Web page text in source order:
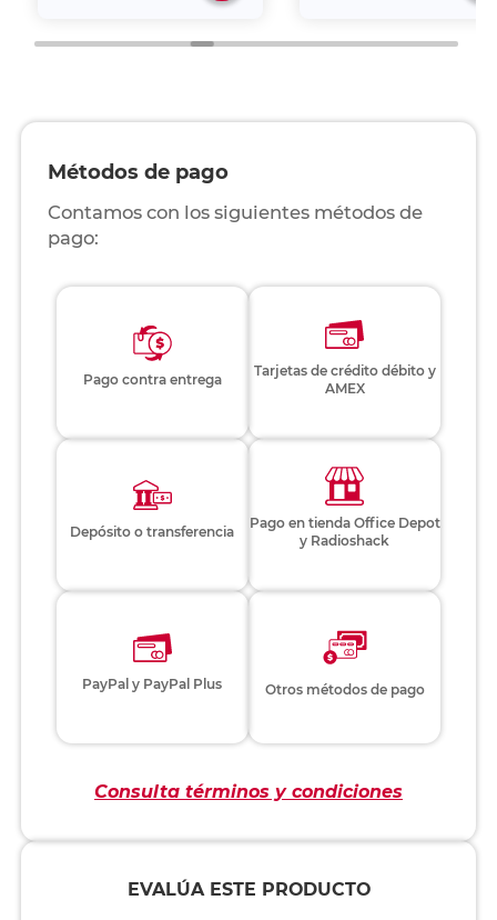
Métodos de pago
Contamos con los siguientes métodos de
pago:
Pago contra entrega
Tarjetas de crédito débito y
AMEX
Depósito o transferencia
Pago en tienda Office Depot
y Radioshack
PayPal y PayPal Plus Otros métodos de pago
Consulta términos y condiciones
EVALÚA ESTE PRODUCTO